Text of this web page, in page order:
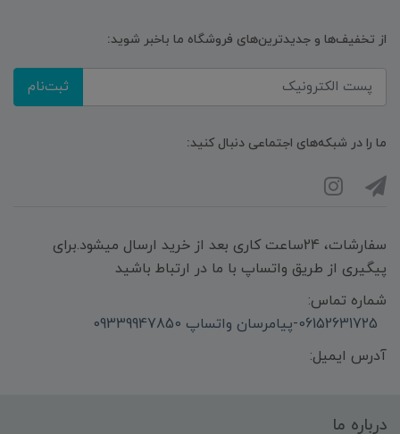
از تخفیف‌ها و جدیدترین‌های فروشگاه ما باخبر شوید:
ثبت‌نام
ما را در شبکه‌های اجتماعی دنبال کنید:
سفارشات، 24ساعت کاری بعد از خرید ارسال میشود.برای
پیگیری از طریق واتساپ با ما در ارتباط باشید
شماره تماس:
06152631725-پیامرسان واتساپ 09339947850
آدرس ایمیل:
درباره ما